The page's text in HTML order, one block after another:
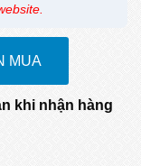
MUA
khi nhận hàng